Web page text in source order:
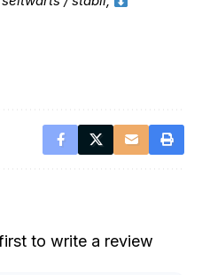
to write a review